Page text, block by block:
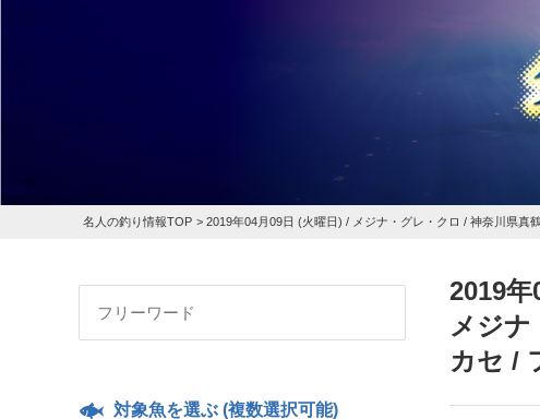
名人の釣り情報TOP > 2019年04月09日 (火曜日) / メジナ・グレ・クロ / 神奈川県真
対象魚を選ぶ (複数選択可能)
2019年
メジナ
カセ /